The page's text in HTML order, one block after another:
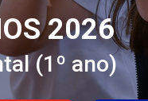
2026
(1º ano)